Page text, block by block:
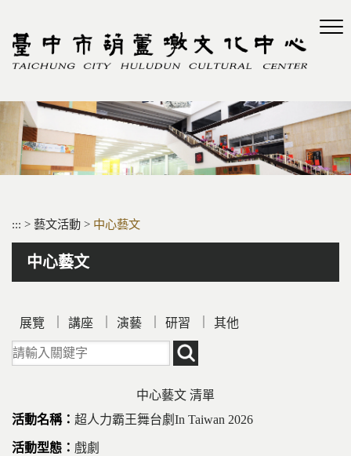
區
::: > 藝文活動 > 中心藝文
中心藝文
展覽 講座 演藝 研習
其他
請輸入關鍵字
中心藝文 清單
超人力霸王舞台劇In Taiwan 2026
戲劇